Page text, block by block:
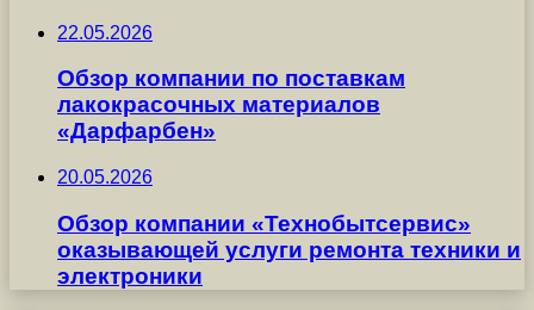
22.05.2026
Обзор компании по поставкам
лакокрасочных материалов
«Дарфарбен»
20.05.2026
Обзор компании «Технобытсервис»
оказывающей услуги ремонта техники и
электроники